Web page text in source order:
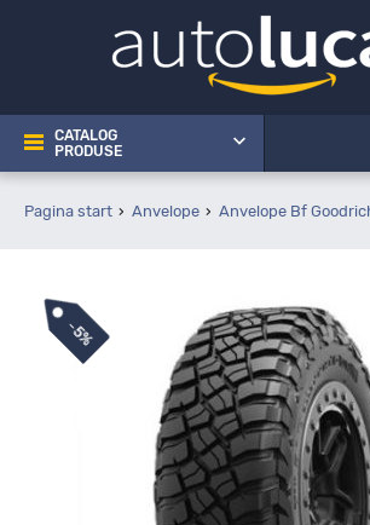
CATALOG
PRODUSE
Pagina start Anvelope Anvelope Bf
-
5%